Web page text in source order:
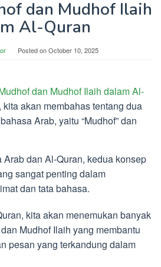
dan Mudhof Ilaih
Al-Quran
Posted onOctober 10, 2025
dan Mudhof Ilaih dalam Al-
akan membahas tentang dua
Arab, yaitu “Mudhof” dan
dan Al-Quran, kedua konsep
sangat penting dalam
dan tata bahasa.
kita akan menemukan banyak
Mudhof Ilaih yang membantu
pesan yang terkandung dalam